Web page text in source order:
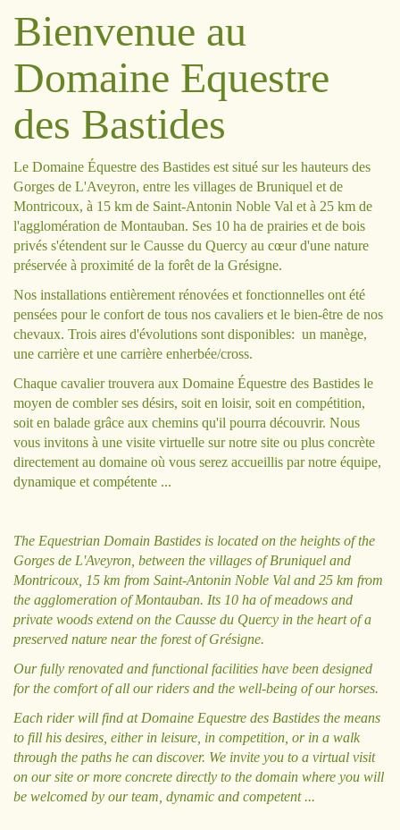
Bienvenue au
Domaine Equestre
des Bastides
Le Domaine Équestre des Bastides est situé sur les hauteurs des
Gorges de L'Aveyron, entre les villages de Bruniquel et de
Montricoux, à 15 km de Saint-Antonin Noble Val et à 25 km de
l'agglomération de Montauban. Ses 10 ha de prairies et de bois
privés s'étendent sur le Causse du Quercy au cœur d'une nature
préservée à proximité de la forêt de la Grésigne.
Nos installations entièrement rénovées et fonctionnelles ont été
pensées pour le confort de tous nos cavaliers et le bien-être de nos
chevaux. Trois aires d'évolutions sont disponibles: un manège,
une carrière et une carrière enherbée/cross.
Chaque cavalier trouvera aux Domaine Équestre des Bastides le
moyen de combler ses désirs, soit en loisir, soit en compétition,
soit en balade grâce aux chemins qu'il pourra découvrir. Nous
vous invitons à une visite virtuelle sur notre site ou plus concrète
directement au domaine où vous serez accueillis par notre équipe,
dynamique et compétente ...
The Equestrian Domain Bastides is located on the heights of the
Gorges de L'Aveyron, between the villages of Bruniquel and
Montricoux, 15 km from Saint-Antonin Noble Val and 25 km from
the agglomeration of Montauban. Its 10 ha of meadows and
private woods extend on the Causse du Quercy in the heart of a
preserved nature near the forest of Grésigne.
Our fully renovated and functional facilities have been designed
for the comfort of all our riders and the well-being of our horses.
Each rider will find at Domaine Equestre des Bastides the means
to fill his desires, either in leisure, in competition, or in a walk
through the paths he can discover. We invite you to a virtual visit
on our site or more concrete directly to the domain where you will
be welcomed by our team, dynamic and competent ...